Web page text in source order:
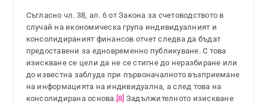
Съгласно чл. 38, ал. 6 от Закона за счетоводството в
случай на икономическа група индивидуалният и
консолидираният финансов отчет следва да бъдат
предоставени за едновременно публикуване. С това
изискване се цели да не се стигне до неразбиране или
до известна заблуда при първоначалното възприемане
на информацията на индивидуална, а след това на
консолидирана основа.[8] Задължителното изискване